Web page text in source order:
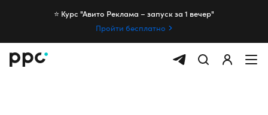
⭐️ Курс "Авито Реклама – запуск за 1 вечер"
Пройти бесплатно